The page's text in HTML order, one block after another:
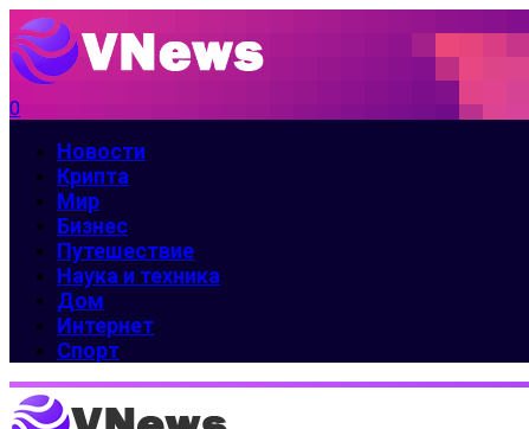
0
Новости
Крипта
Мир
Бизнес
Путешествие
Наука и техника
Дом
Интернет
Спорт